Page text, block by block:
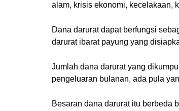
alam, krisis ekonomi, kecelakaan,
Dana darurat dapat berfungsi
darurat ibarat payung yang
Jumlah dana darurat yang
pengeluaran bulanan, ada pula
Besaran dana darurat itu berbeda